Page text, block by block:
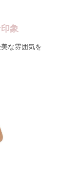
象
な雰囲気を